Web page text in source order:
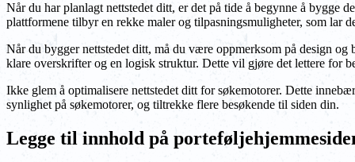
Når du har planlagt nettstedet ditt, er det på tide å begynne å bygge
plattformene tilbyr en rekke maler og tilpasningsmuligheter, som lar
Når du bygger nettstedet ditt, må du være oppmerksom på design
klare overskrifter og en logisk struktur. Dette vil gjøre det lettere for
Ikke glem å optimalisere nettstedet ditt for søkemotorer. Dette
synlighet på søkemotorer, og tiltrekke flere besøkende til siden din.
Legge til innhold på